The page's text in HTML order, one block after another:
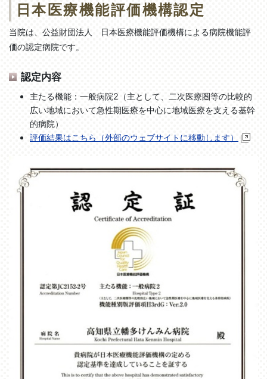
日本医療機能評価機構認定
当院は、公益財団法人 日本医療機能評価機構による病院機能評
価の認定病院です。
認定内容
主たる機能：一般病院2（主として、二次医療圏等の比較的
広い地域において急性期医療を中心に地域医療を支える基幹
的病院）
評価結果はこちら（外部のウェブサイトに移動します）